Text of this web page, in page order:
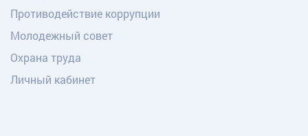
Противодействие коррупции
Молодежный совет
Охрана труда
Личный кабинет